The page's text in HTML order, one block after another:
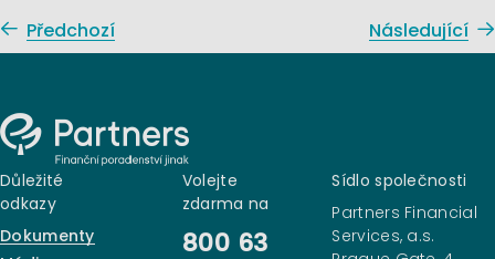
Předchozí
Následující
Důležité
odkazy
Dokumenty
Volejte
zdarma na
800 63
Sídlo společnosti
Partners Financial
Services, a.s.